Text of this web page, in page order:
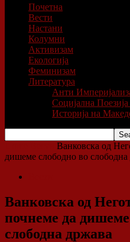
Почетна
Вести
Настани
Колумни
Активизам
Екологија
Феминизам
Литература
Анти
Социјална
Историја на
Ванковска од
дишеме слободно во слободна
Ванковска од
почнеме да дишеме
слободна држава